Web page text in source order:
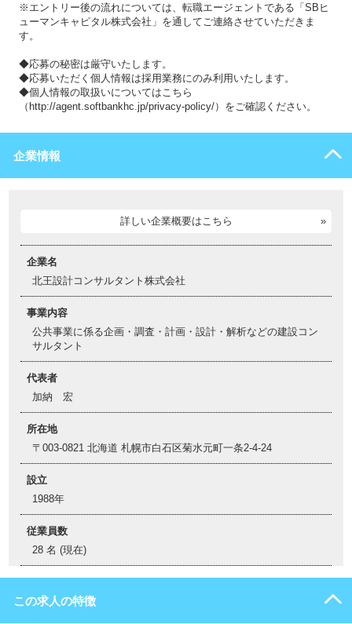
※エントリー後の流れについては、転職エージェントである「SBヒ
ューマンキャピタル株式会社」を通してご連絡させていただきま
す。
◆応募の秘密は厳守いたします。
◆応募いただく個人情報は採用業務にのみ利用いたします。
◆個人情報の取扱いについてはこちら
（http://agent.softbankhc.jp/privacy-policy/）をご確認ください。
企業情報
詳しい企業概要はこちら
企業名
北王設計コンサルタント株式会社
事業内容
公共事業に係る企画・調査・計画・設計・解析などの建設コン
サルタント
代表者
加納 宏
所在地
〒003-0821 北海道 札幌市白石区菊水元町一条2-4-24
設立
1988年
従業員数
28 名 (現在)
この求人の特徴